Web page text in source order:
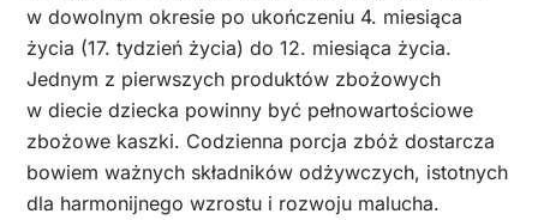
w dowolnym okresie po ukończeniu 4. miesiąca
życia (17. tydzień życia) do 12. miesiąca życia.
Jednym z pierwszych produktów zbożowych
w diecie dziecka powinny być pełnowartościowe
zbożowe kaszki. Codzienna porcja zbóż dostarcza
bowiem ważnych składników odżywczych, istotnych
dla harmonijnego wzrostu i rozwoju malucha.